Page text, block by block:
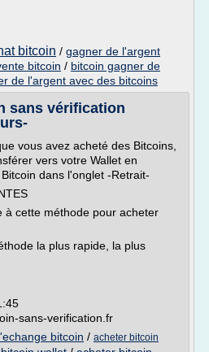
bitcoin / gagner de l'argent
bitcoin / bitcoin gagner de
de l'argent avec des bitcoins
sans vérification
vous avez acheté des Bitcoins,
vers votre Wallet en
dans l'onglet -Retrait-
à cette méthode pour acheter
la plus rapide, la plus
sans-verification.fr
bitcoin / acheter bitcoin